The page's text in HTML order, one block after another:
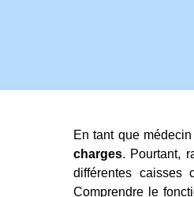
En tant que
charges. Pourtant,
différentes caisses
Comprendre le